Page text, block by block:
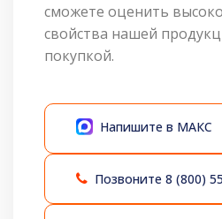
сможете оценить
свойства нашей
покупкой.
Напишите в МАКС
Позвоните 8 (800)